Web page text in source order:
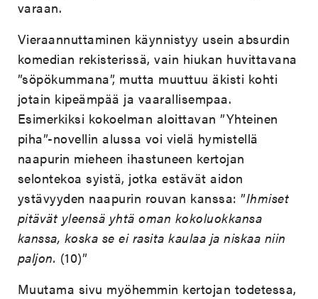
varaan.
Vieraannuttaminen käynnistyy usein absurdin
komedian rekisterissä, vain hiukan huvittavana
”söpökummana”, mutta muuttuu äkisti kohti
jotain kipeämpää ja vaarallisempaa.
Esimerkiksi kokoelman aloittavan ”Yhteinen
piha”-novellin alussa voi vielä hymistellä
naapurin mieheen ihastuneen kertojan
selontekoa syistä, jotka estävät aidon
ystävyyden naapurin rouvan kanssa: ”Ihmiset
pitävät yleensä yhtä oman kokoluokkansa
kanssa, koska se ei rasita kaulaa ja niskaa niin
paljon. (10)”
Muutama sivu myöhemmin kertojan todetessa,